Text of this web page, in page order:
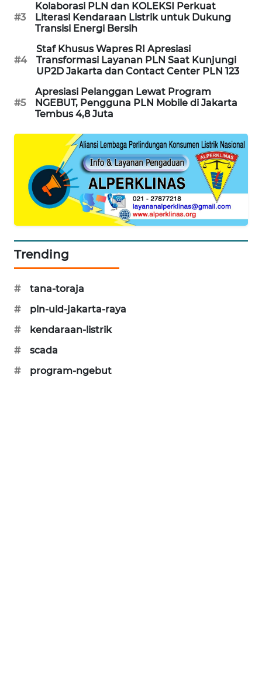
#3
Kolaborasi PLN dan KOLEKSI Perkuat
Literasi Kendaraan Listrik untuk Dukung
Transisi Energi Bersih
#4
Staf Khusus Wapres RI Apresiasi
Transformasi Layanan PLN Saat Kunjungi
UP2D Jakarta dan Contact Center PLN 123
#5
Apresiasi Pelanggan Lewat Program
NGEBUT, Pengguna PLN Mobile di Jakarta
Tembus 4,8 Juta
Trending
#
tana-toraja
#
pln-uid-jakarta-raya
#
kendaraan-listrik
#
scada
#
program-ngebut
Network
LISTRIK
KELISTRIKAN
MAWAKA
NET
PLN
WATCH
LPKKI